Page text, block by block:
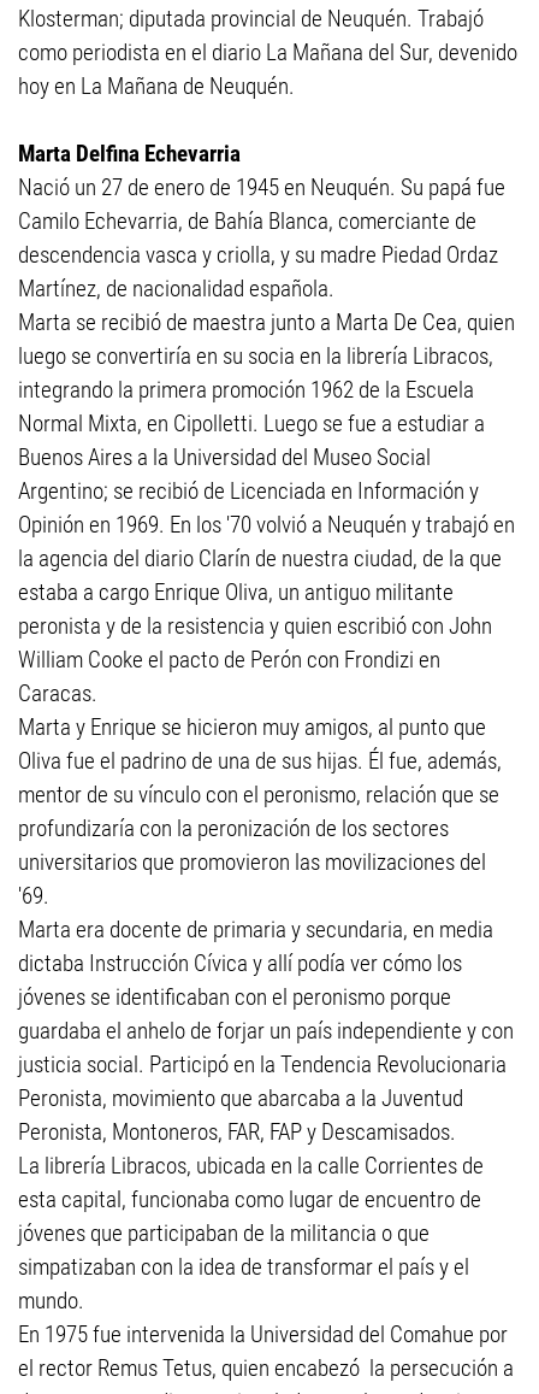
Klosterman; diputada provincial de Neuquén. Trabajó
como periodista en el diario La Mañana del Sur, devenido
hoy en La Mañana de Neuquén.
Marta Delfina Echevarria
Nació un 27 de enero de 1945 en Neuquén. Su papá fue
Camilo Echevarria, de Bahía Blanca, comerciante de
descendencia vasca y criolla, y su madre Piedad Ordaz
Martínez, de nacionalidad española.
Marta se recibió de maestra junto a Marta De Cea, quien
luego se convertiría en su socia en la librería Libracos,
integrando la primera promoción 1962 de la Escuela
Normal Mixta, en Cipolletti. Luego se fue a estudiar a
Buenos Aires a la Universidad del Museo Social
Argentino; se recibió de Licenciada en Información y
Opinión en 1969. En los '70 volvió a Neuquén y trabajó en
la agencia del diario Clarín de nuestra ciudad, de la que
estaba a cargo Enrique Oliva, un antiguo militante
peronista y de la resistencia y quien escribió con John
William Cooke el pacto de Perón con Frondizi en
Caracas.
Marta y Enrique se hicieron muy amigos, al punto que
Oliva fue el padrino de una de sus hijas. Él fue, además,
mentor de su vínculo con el peronismo, relación que se
profundizaría con la peronización de los sectores
universitarios que promovieron las movilizaciones del
'69.
Marta era docente de primaria y secundaria, en media
dictaba Instrucción Cívica y allí podía ver cómo los
jóvenes se identificaban con el peronismo porque
guardaba el anhelo de forjar un país independiente y con
justicia social. Participó en la Tendencia Revolucionaria
Peronista, movimiento que abarcaba a la Juventud
Peronista, Montoneros, FAR, FAP y Descamisados.
La librería Libracos, ubicada en la calle Corrientes de
esta capital, funcionaba como lugar de encuentro de
jóvenes que participaban de la militancia o que
simpatizaban con la idea de transformar el país y el
mundo.
En 1975 fue intervenida la Universidad del Comahue por
el rector Remus Tetus, quien encabezó la persecución a